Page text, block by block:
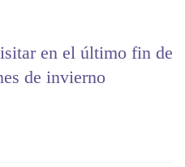
en el último fin de
de invierno